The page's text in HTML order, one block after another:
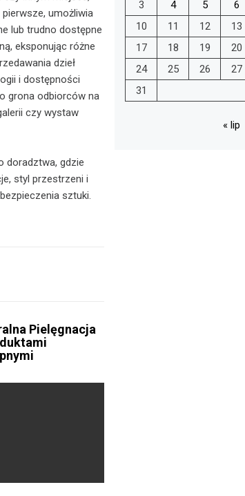
umożliwia
lub trudno dostępne
eksponując różne
dzieł
i dostępności
grona odbiorców na
czy wystaw
doradztwa, gdzie
styl przestrzeni i
sztuki.
Pielęgnacja
3
4 5 6
10
11 12 13
17
18 19 20
24
25 26 27
31
« lip